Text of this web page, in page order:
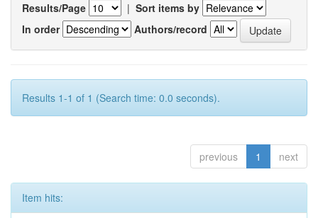
Results/Page | Sort items by
In order
Authors/record
Results 1-1 of 1 (Search time: 0.0 seconds).
previous 1 next
Item hits: